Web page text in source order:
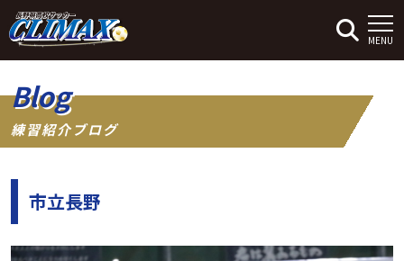
MENU
Blog
練習紹介ブログ
市立長野